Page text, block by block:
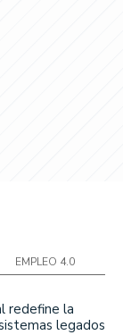
EMPLEO 4.0
redefine la
legados